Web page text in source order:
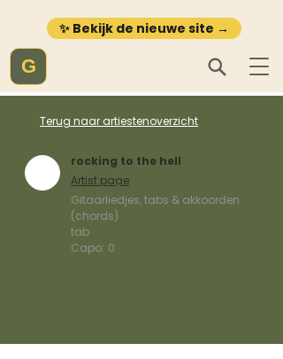
✨ Bekijk de nieuwe site →
G
Terug naar artiestenoverzicht
rocking to the hell
Artist page
Gitaarliedjes, tabs & akkoorden
(chords)
tab
Capo: 0